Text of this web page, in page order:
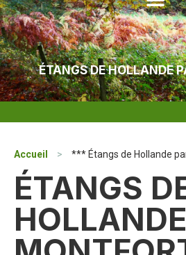
ÉTANGS DE HOLLANDE
Accueil > *** Étangs de Hollande
ÉTANGS